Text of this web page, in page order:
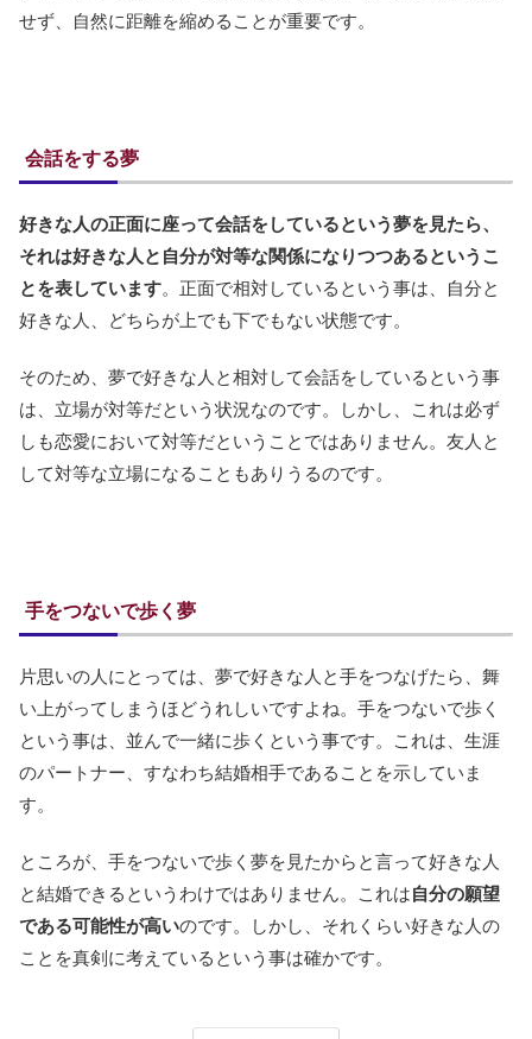
せず、自然に距離を縮めることが重要です。
会話をする夢
好きな人の正面に座って会話をしているという夢を見たら、
それは好きな人と自分が対等な関係になりつつあるというこ
とを表しています。正面で相対しているという事は、自分と
好きな人、どちらが上でも下でもない状態です。
そのため、夢で好きな人と相対して会話をしているという事
は、立場が対等だという状況なのです。しかし、これは必ず
しも恋愛において対等だということではありません。友人と
して対等な立場になることもありうるのです。
手をつないで歩く夢
片思いの人にとっては、夢で好きな人と手をつなげたら、舞
い上がってしまうほどうれしいですよね。手をつないで歩く
という事は、並んで一緒に歩くという事です。これは、生涯
のパートナー、すなわち結婚相手であることを示していま
す。
ところが、手をつないで歩く夢を見たからと言って好きな人
と結婚できるというわけではありません。これは自分の願望
である可能性が高いのです。しかし、それくらい好きな人の
ことを真剣に考えているという事は確かです。